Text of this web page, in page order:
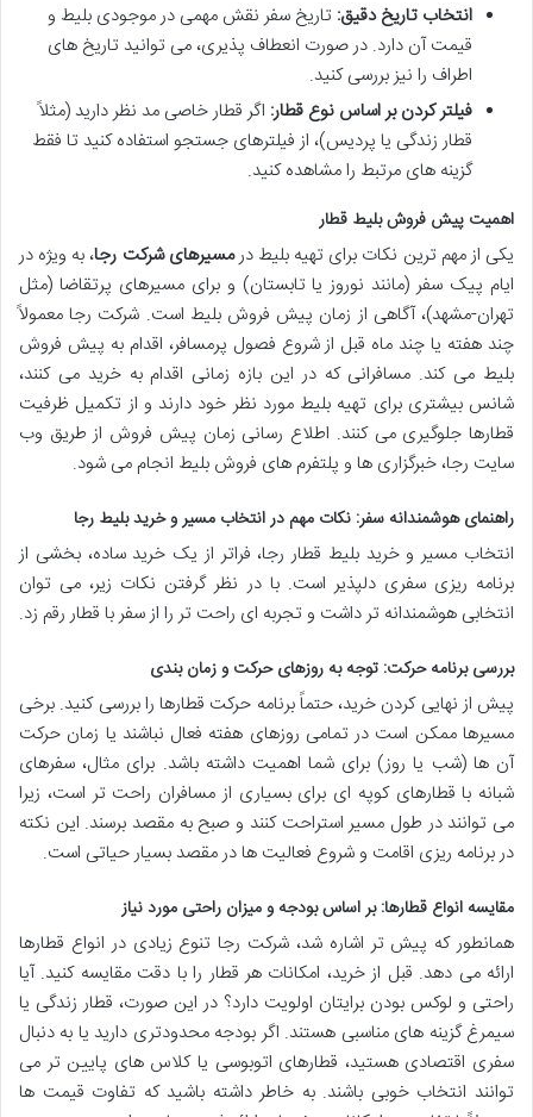
انتخاب تاریخ دقیق: تاریخ سفر نقش مهمی در موجودی بلیط و
قیمت آن دارد. در صورت انعطاف پذیری، می توانید تاریخ های
اطراف را نیز بررسی کنید.
فیلتر کردن بر اساس نوع قطار: اگر قطار خاصی مد نظر دارید (مثلاً
قطار زندگی یا پردیس)، از فیلترهای جستجو استفاده کنید تا فقط
گزینه های مرتبط را مشاهده کنید.
اهمیت پیش فروش بلیط قطار
یکی از مهم ترین نکات برای تهیه بلیط درمسیرهای شرکت رجا، به ویژه در
ایام پیک سفر (مانند نوروز یا تابستان) و برای مسیرهای پرتقاضا (مثل
تهران-مشهد)، آگاهی از زمان پیش فروش بلیط است. شرکت رجا معمولاً
چند هفته یا چند ماه قبل از شروع فصول پرمسافر، اقدام به پیش فروش
بلیط می کند. مسافرانی که در این بازه زمانی اقدام به خرید می کنند،
شانس بیشتری برای تهیه بلیط مورد نظر خود دارند و از تکمیل ظرفیت
قطارها جلوگیری می کنند. اطلاع رسانی زمان پیش فروش از طریق وب
سایت رجا، خبرگزاری ها و پلتفرم های فروش بلیط انجام می شود.
راهنمای هوشمندانه سفر: نکات مهم در انتخاب مسیر و خرید بلیط رجا
انتخاب مسیر و خرید بلیط قطار رجا، فراتر از یک خرید ساده، بخشی از
برنامه ریزی سفری دلپذیر است. با در نظر گرفتن نکات زیر، می توان
انتخابی هوشمندانه تر داشت و تجربه ای راحت تر را از سفر با قطار رقم زد.
بررسی برنامه حرکت: توجه به روزهای حرکت و زمان بندی
پیش از نهایی کردن خرید، حتماً برنامه حرکت قطارها را بررسی کنید. برخی
مسیرها ممکن است در تمامی روزهای هفته فعال نباشند یا زمان حرکت
آن ها (شب یا روز) برای شما اهمیت داشته باشد. برای مثال، سفرهای
شبانه با قطارهای کوپه ای برای بسیاری از مسافران راحت تر است، زیرا
می توانند در طول مسیر استراحت کنند و صبح به مقصد برسند. این نکته
در برنامه ریزی اقامت و شروع فعالیت ها در مقصد بسیار حیاتی است.
مقایسه انواع قطارها: بر اساس بودجه و میزان راحتی مورد نیاز
همانطور که پیش تر اشاره شد، شرکت رجا تنوع زیادی در انواع قطارها
ارائه می دهد. قبل از خرید، امکانات هر قطار را با دقت مقایسه کنید. آیا
راحتی و لوکس بودن برایتان اولویت دارد؟ در این صورت، قطار زندگی یا
سیمرغ گزینه های مناسبی هستند. اگر بودجه محدودتری دارید یا به دنبال
سفری اقتصادی هستید، قطارهای اتوبوسی یا کلاس های پایین تر می
توانند انتخاب خوبی باشند. به خاطر داشته باشید که تفاوت قیمت ها